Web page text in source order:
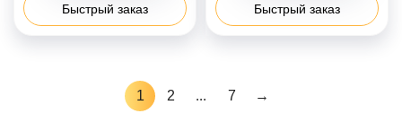
Быстрый заказ Быстрый заказ
1 2 ... 7 →